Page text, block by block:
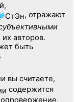
СтЭн, отражают
их авторов.
быть
вы считаете,
содержится